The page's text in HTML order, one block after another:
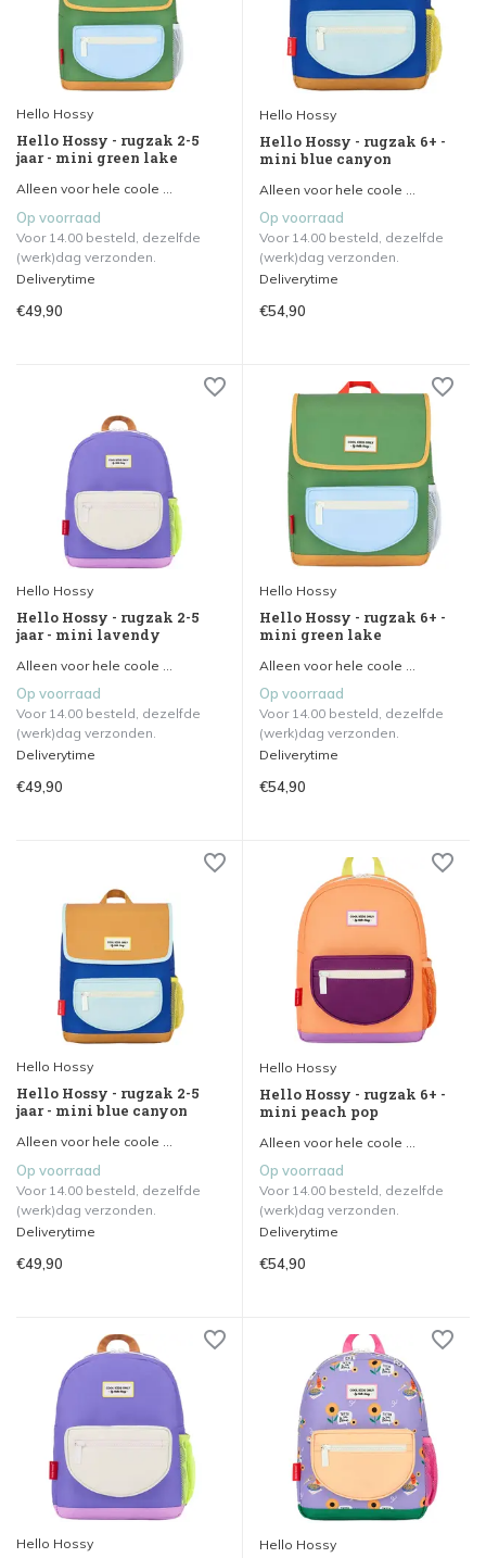
Hello Hossy
Hello Hossy - rugzak 2-5
jaar - mini green lake
Alleen voor hele coole ...
Op voorraad
Voor 14.00 besteld, dezelfde
(werk)dag verzonden.
Deliverytime
€49,90
Hello Hossy
Hello Hossy - rugzak 6+ -
mini blue canyon
Alleen voor hele coole ...
Op voorraad
Voor 14.00 besteld, dezelfde
(werk)dag verzonden.
Deliverytime
€54,90
Hello Hossy
Hello Hossy - rugzak 2-5
jaar - mini lavendy
Alleen voor hele coole ...
Op voorraad
Voor 14.00 besteld, dezelfde
(werk)dag verzonden.
Deliverytime
€49,90
Hello Hossy
Hello Hossy - rugzak 6+ -
mini green lake
Alleen voor hele coole ...
Op voorraad
Voor 14.00 besteld, dezelfde
(werk)dag verzonden.
Deliverytime
€54,90
Hello Hossy
Hello Hossy - rugzak 2-5
jaar - mini blue canyon
Alleen voor hele coole ...
Op voorraad
Voor 14.00 besteld, dezelfde
(werk)dag verzonden.
Deliverytime
€49,90
Hello Hossy
Hello Hossy - rugzak 6+ -
mini peach pop
Alleen voor hele coole ...
Op voorraad
Voor 14.00 besteld, dezelfde
(werk)dag verzonden.
Deliverytime
€54,90
Hello Hossy Hello Hossy